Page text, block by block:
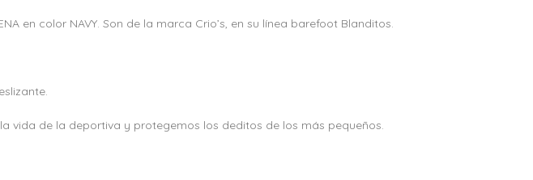
en color NAVY. Son de la marca Crio’s, en su línea barefoot Blanditos.
vida de la deportiva y protegemos los deditos de los más pequeños.